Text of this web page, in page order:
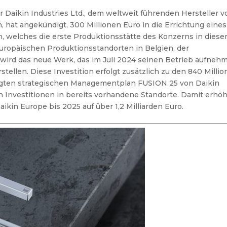
Daikin Industries Ltd., dem weltweit führenden Hersteller
hat angekündigt, 300 Millionen Euro in die Errichtung eines
welches die erste Produktionsstätte des Konzerns in
Produktionsstandorten in Belgien, der
das neue Werk, das im Juli 2024 seinen Betrieb
Diese Investition erfolgt zusätzlich zu den 840
strategischen Managementplan FUSION 25 von Daikin
Investitionen in bereits vorhandene Standorte. Damit
Europe bis 2025 auf über 1,2 Milliarden Euro.